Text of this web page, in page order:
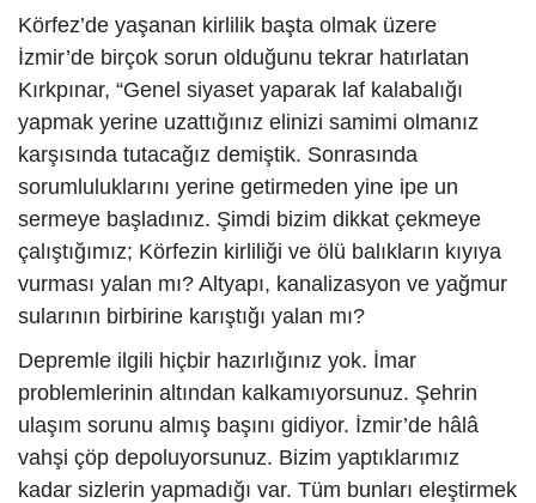
Körfez’de yaşanan kirlilik başta olmak üzere
İzmir’de birçok sorun olduğunu tekrar hatırlatan
Kırkpınar, “Genel siyaset yaparak laf kalabalığı
yapmak yerine uzattığınız elinizi samimi olmanız
karşısında tutacağız demiştik. Sonrasında
sorumluluklarını yerine getirmeden yine ipe un
sermeye başladınız. Şimdi bizim dikkat çekmeye
çalıştığımız; Körfezin kirliliği ve ölü balıkların kıyıya
vurması yalan mı? Altyapı, kanalizasyon ve yağmur
sularının birbirine karıştığı yalan mı?
Depremle ilgili hiçbir hazırlığınız yok. İmar
problemlerinin altından kalkamıyorsunuz. Şehrin
ulaşım sorunu almış başını gidiyor. İzmir’de hâlâ
vahşi çöp depoluyorsunuz. Bizim yaptıklarımız
kadar sizlerin yapmadığı var. Tüm bunları eleştirmek